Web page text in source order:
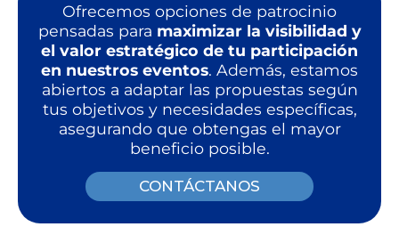
Ofrecemos opciones de patrocinio
pensadas para maximizar la visibilidad y
el valor estratégico de tu participación
en nuestros eventos. Además, estamos
abiertos a adaptar las propuestas según
tus objetivos y necesidades específicas,
asegurando que obtengas el mayor
beneficio posible.
CONTÁCTANOS